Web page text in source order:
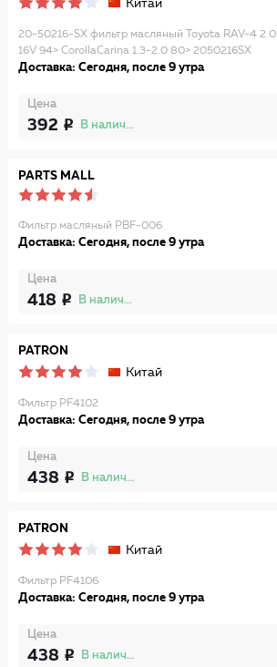
Китай
20-50216-SX фильтр масляный Toyota RAV-4 2.0
16V 94> CorollaCarina 1.3-2.0 80> 2050216SX
Доставка: Сегодня, после 9 утра
Цена
392 В наличии
PARTS MALL
Фильтр масляный PBF-006
Доставка: Сегодня, после 9 утра
Цена
418 В наличии
PATRON
Китай
Фильтр PF4102
Доставка: Сегодня, после 9 утра
Цена
438 В наличии
PATRON
Китай
Фильтр PF4106
Доставка: Сегодня, после 9 утра
Цена
438 В наличии